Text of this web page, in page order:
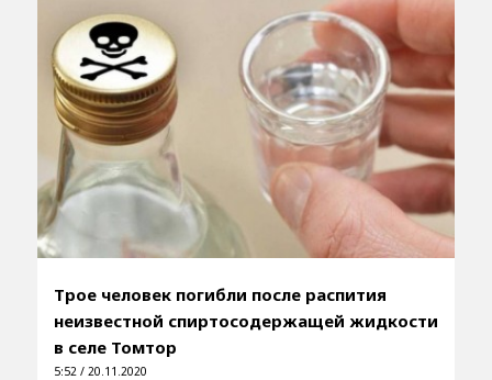
Трое человек погибли после распития
неизвестной спиртосодержащей жидкости
в селе Томтор
5:52 / 20.11.2020